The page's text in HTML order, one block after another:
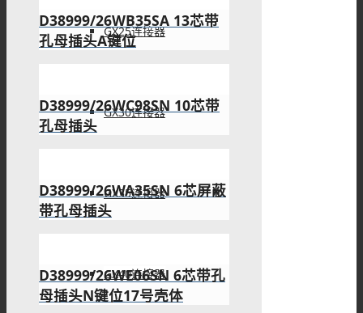
GX25连接器
GX30连接器
GX35连接器
GX40连接器
D38999/26WB35SA 13芯带
孔母插头A键位
D38999/26WC98SN 10芯带
孔母插头
D38999/26WA35SN 6芯屏蔽
带孔母插头
D38999/26WE06SN 6芯带孔
母插头N键位17号壳体